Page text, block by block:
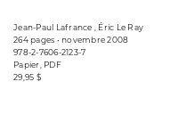
Jean-Paul Lafrance , Éric Le Ray
264 pages • novembre 2008
978-2-7606-2123-7
Papier, PDF
29,95 $